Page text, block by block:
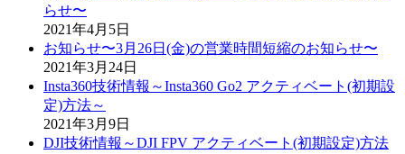
らせ〜
2021年4月5日
お知らせ〜3月26日(金)の営業時間短縮のお知らせ〜
2021年3月24日
Insta360技術情報～Insta360 Go2 アクティベート(初期設
定)方法～
2021年3月9日
DJI技術情報～DJI FPV アクティベート(初期設定)方法